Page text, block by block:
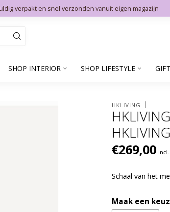
verpakt en snel verzonden vanuit eigen magazijn
SHOP INTERIOR SHOP LIFESTYLE
HKLIVING
€269,00
Schaal van het
Maak een